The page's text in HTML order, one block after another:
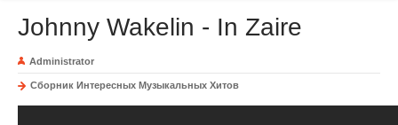
Johnny Wakelin - In Zaire
Administrator
Сборник Интересных Музыкальных Хитов